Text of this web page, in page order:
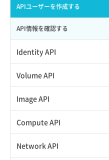
APIでVPSにISOイメージを挿入する
APIでVPSを作成する
APIユーザーを作成する
API情報を確認する
Identity API
Credential一覧取得
Credential作成
Credential削除
Volume API
スナップショット一覧取得
スナップショット作成
スナップショット削除
Image API
ISOイメージアップロード
ISOイメージ作成
Compute API
ISOイメージ挿入/排出
Network API